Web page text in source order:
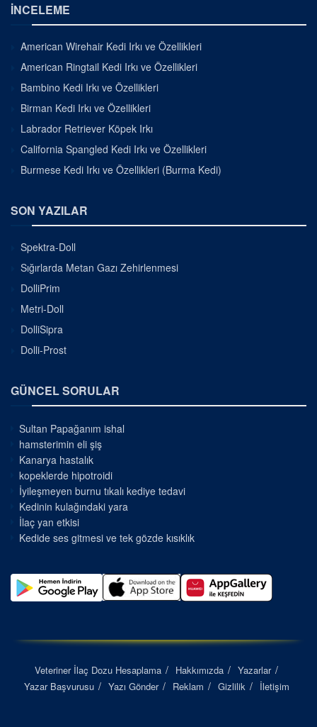
İNCELEME
American Wirehair Kedi Irkı ve Özellikleri
American Ringtail Kedi Irkı ve Özellikleri
Bambino Kedi Irkı ve Özellikleri
Birman Kedi Irkı ve Özellikleri
Labrador Retriever Köpek Irkı
California Spangled Kedi Irkı ve Özellikleri
Burmese Kedi Irkı ve Özellikleri (Burma Kedi)
SON YAZILAR
Spektra-Doll
Sığırlarda Metan Gazı Zehirlenmesi
DolliPrim
Metri-Doll
DolliSipra
Dolli-Prost
GÜNCEL SORULAR
Sultan Papağanım ishal
hamsterimin eli şiş
Kanarya hastalık
kopeklerde hipotroidi
İyileşmeyen burnu tıkalı kediye tedavi
Kedinin kulağındaki yara
İlaç yan etkisi
Kedide ses gitmesi ve tek gözde kısıklık
Veteriner İlaç Dozu Hesaplama Hakkımızda
Yazarlar
Yazar Başvurusu
Yazı Gönder Reklam Gizlilik İletişim